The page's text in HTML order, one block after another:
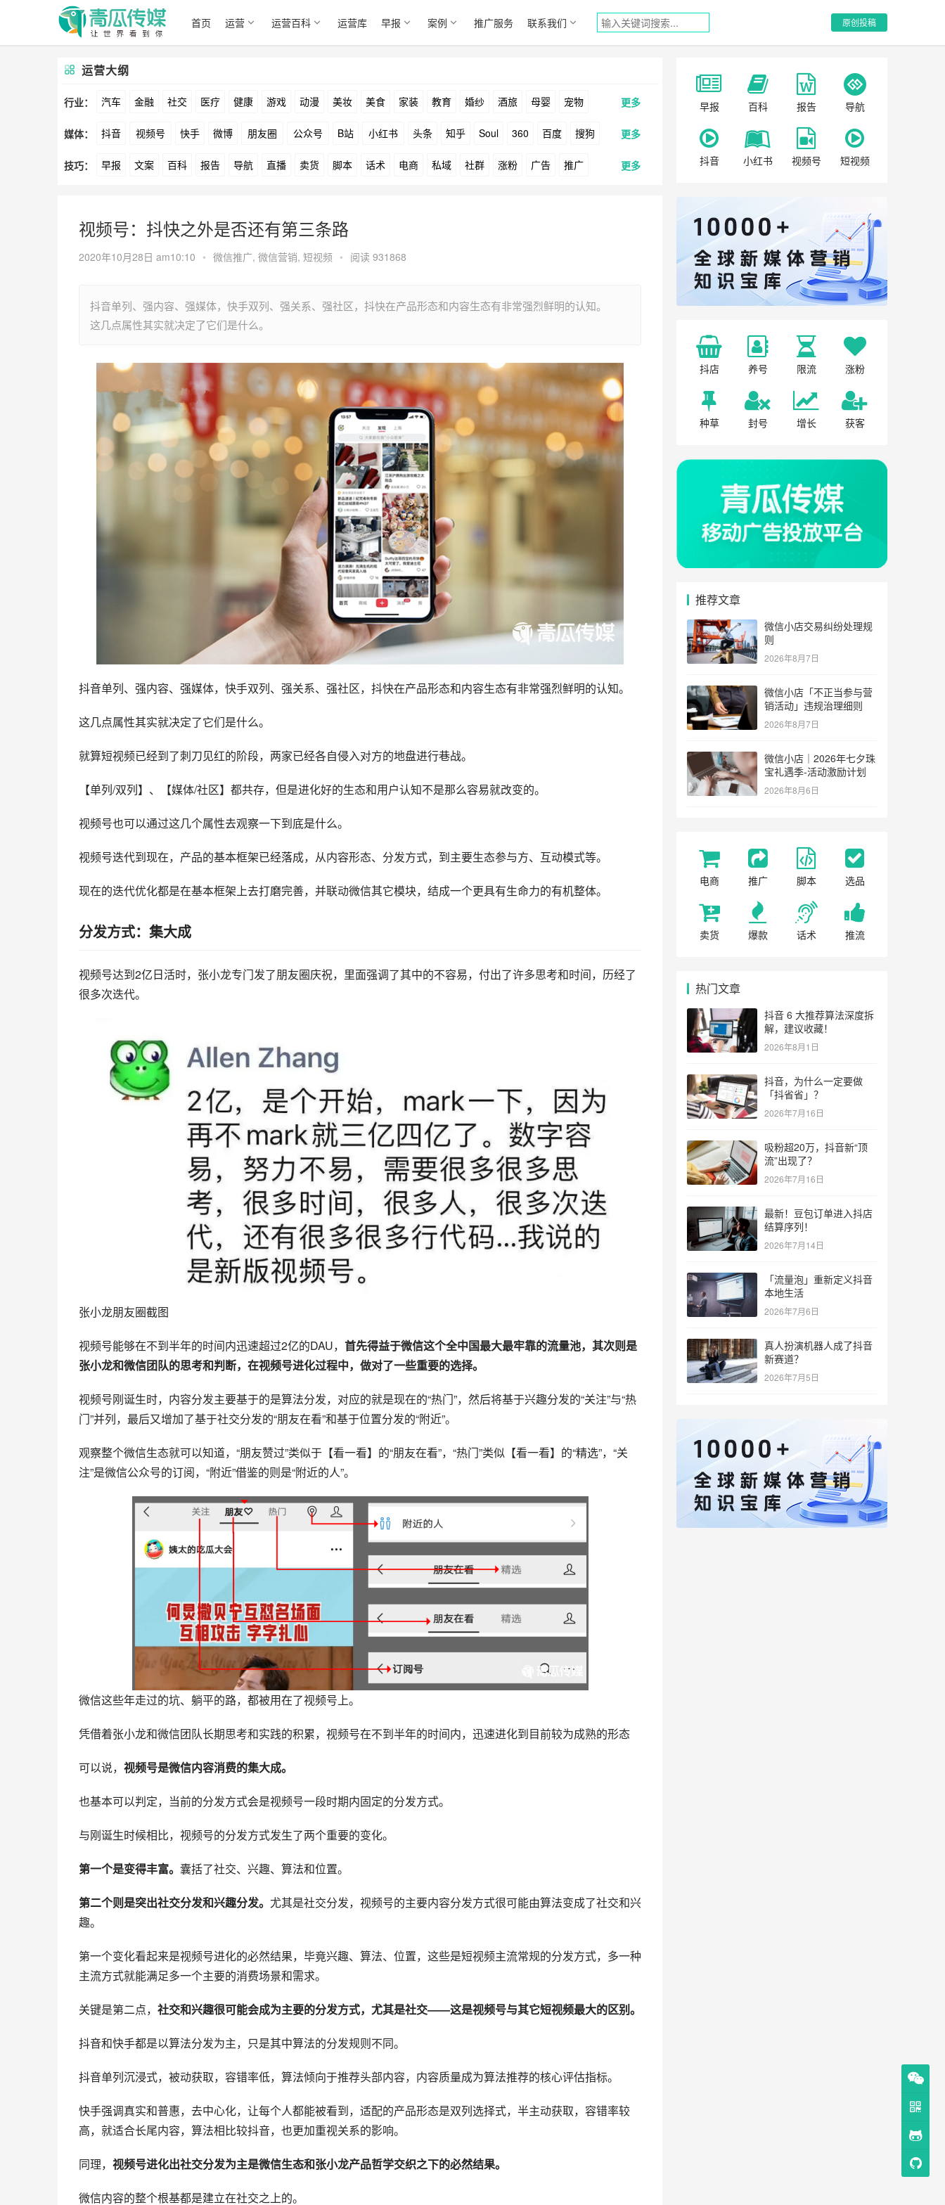
首页 运营 运营百科 运营库 早报 案例 推广服务 联系我们 原创投稿
运营大纲
行业： 汽车 金融 社交 医疗 健康 游戏 动漫 美妆 美食 家装 教育 婚纱 酒旅 母婴 宠物
文娱 跨境 科技 广告 元宇宙 房地产
更多
媒体： 抖音 视频号 快手 微博 朋友圈 公众号 B站 小红书 头条 知乎 Soul 360 百度 搜狗
爱奇艺 美柚 美图 最右 神马 谷歌 Facebook Tiktok YouTube Yahoo Bing
更多
技巧： 早报 文案 百科 报告 导航 直播 卖货 脚本 话术 电商 私域 社群 涨粉 广告 推广 更多
视频号：抖快之外是否还有第三条路
2020年10月28日 am10:10 • 微信推广, 微信营销, 短视频 • 阅读 931868
抖音单列、强内容、强媒体，快手双列、强关系、强社区，抖快在产品形态和内容生态有非常强烈鲜明的认知。
这几点属性其实就决定了它们是什么。
抖音单列、强内容、强媒体，快手双列、强关系、强社区，抖快在产品形态和内容生态有非常强烈鲜明的认知。
这几点属性其实就决定了它们是什么。
就算短视频已经到了刺刀见红的阶段，两家已经各自侵入对方的地盘进行巷战。
【单列/双列】、【媒体/社区】都共存，但是进化好的生态和用户认知不是那么容易就改变的。
视频号也可以通过这几个属性去观察一下到底是什么。
视频号迭代到现在，产品的基本框架已经落成，从内容形态、分发方式，到主要生态参与方、互动模式等。
现在的迭代优化都是在基本框架上去打磨完善，并联动微信其它模块，结成一个更具有生命力的有机整体。
分发方式：集大成
视频号达到2亿日活时，张小龙专门发了朋友圈庆祝，里面强调了其中的不容易，付出了许多思考和时间，历经了
很多次迭代。
张小龙朋友圈截图
视频号能够在不到半年的时间内迅速超过2亿的DAU， 首先得益于微信这个全中国最大最牢靠的流量池，其次则是
张小龙和微信团队的思考和判断，在视频号进化过程中，做对了一些重要的选择。
视频号刚诞生时，内容分发主要基于的是算法分发，对应的就是现在的“热门”，然后将基于兴趣分发的“关注”与“热
门”并列，最后又增加了基于社交分发的“朋友在看”和基于位置分发的“附近”。
观察整个微信生态就可以知道，“朋友赞过”类似于【看一看】的“朋友在看”，“热门”类似【看一看】的“精选”，“关
注”是微信公众号的订阅，“附近”借鉴的则是“附近的人”。
微信这些年走过的坑、躺平的路，都被用在了视频号上。
凭借着张小龙和微信团队长期思考和实践的积累，视频号在不到半年的时间内，迅速进化到目前较为成熟的形态
可以说， 视频号是微信内容消费的集大成。
也基本可以判定，当前的分发方式会是视频号一段时期内固定的分发方式。
与刚诞生时候相比，视频号的分发方式发生了两个重要的变化。
第一个是变得丰富。 囊括了社交、兴趣、算法和位置。
第二个则是突出社交分发和兴趣分发。 尤其是社交分发，视频号的主要内容分发方式很可能由算法变成了社交和兴
趣。
第一个变化看起来是视频号进化的必然结果，毕竟兴趣、算法、位置，这些是短视频主流常规的分发方式，多一种
主流方式就能满足多一个主要的消费场景和需求。
关键是第二点， 社交和兴趣很可能会成为主要的分发方式，尤其是社交——这是视频号与其它短视频最大的区别。
抖音和快手都是以算法分发为主，只是其中算法的分发规则不同。
抖音单列沉浸式，被动获取，容错率低，算法倾向于推荐头部内容，内容质量成为算法推荐的核心评估指标。
快手强调真实和普惠，去中心化，让每个人都能被看到，适配的产品形态是双列选择式，半主动获取，容错率较
高，就适合长尾内容，算法相比较抖音，也更加重视关系的影响。
同理， 视频号进化出社交分发为主是微信生态和张小龙产品哲学交织之下的必然结果。
微信内容的整个根基都是建立在社交之上的。
早报 百科 报告 导航
抖音 小红书 视频号 短视频
抖店 养号 限流 涨粉
种草 封号 增长 获客
推荐文章
微信小店交易纠纷处理规
则
2026年8月7日
微信小店「不正当参与营
销活动」违规治理细则
2026年8月7日
微信小店｜2026年七夕珠
宝礼遇季-活动激励计划
2026年8月6日
电商 推广 脚本 选品
卖货 爆款 话术 推流
热门文章
抖音 6 大推荐算法深度拆
解，建议收藏！
2026年8月1日
抖音，为什么一定要做
「抖省省」？
2026年7月16日
吸粉超20万，抖音新“顶
流”出现了？
2026年7月16日
最新！豆包订单进入抖店
结算序列！
2026年7月14日
「流量泡」重新定义抖音
本地生活
2026年7月6日
真人扮演机器人成了抖音
新赛道？
2026年7月5日